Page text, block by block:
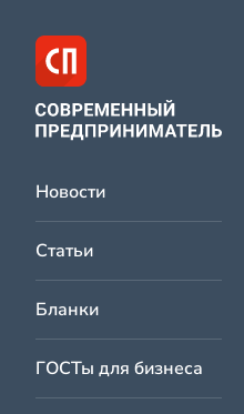
Новости
Статьи
Бланки
ГОСТы для бизнеса